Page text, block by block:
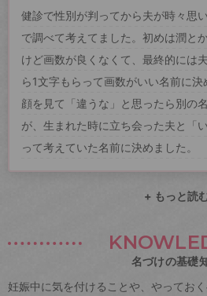
健診で性別が判ってから夫が時々思
で調べて考えてました。初めは潤と
けど画数が良くなくて、最終的には
ら1文字もらって画数がいい名前に
顔を見て「違うな」と思ったら別の
が、生まれた時に立ち会った夫と「
って考えていた名前に決めました。
+ もっと読
名づけの基礎
妊娠中に気を付けることや、やってお